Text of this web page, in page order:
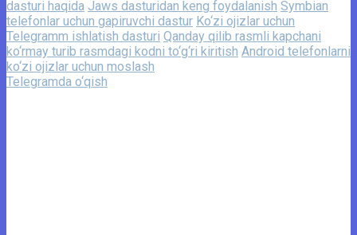
dasturi haqida Jaws dasturidan keng foydalanish Symbian
telefonlar uchun gapiruvchi dastur Ko‘zi ojizlar uchun
Telegramm ishlatish dasturi Qanday qilib rasmli kapchani
ko‘rmay turib rasmdagi kodni to‘g‘ri kiritish Android telefonlarni
ko‘zi ojizlar uchun moslash
Telegramda o‘qish